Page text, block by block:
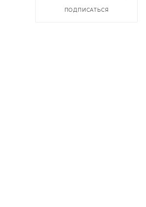
ПОДПИСАТЬСЯ